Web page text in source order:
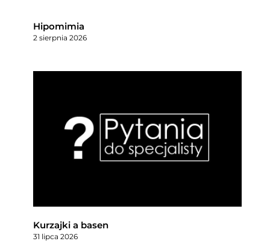
Hipomimia
2 sierpnia 2026
Kurzajki a basen
31 lipca 2026